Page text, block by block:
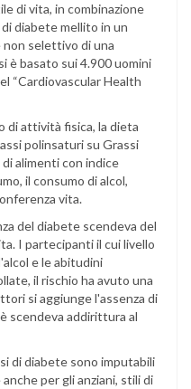
di vita, in combinazione
diabete mellito in un
non selettivo di una
è basato sui 4.900 uomini
“Cardiovascular Health
di attività fisica, la dieta
polinsaturi su Grassi
alimenti con indice
il consumo di alcol,
vita.
del diabete scendeva del
I partecipanti il cui livello
e le abitudini
il rischio ha avuto una
si aggiunge l'assenza di
scendeva addirittura al
di diabete sono imputabili
per gli anziani, stili di